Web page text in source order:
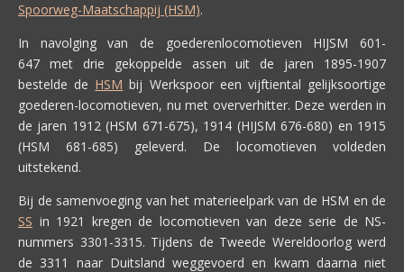
Spoorweg-Maatschappij (HSM).
In navolging van de goederenlocomotieven HIJSM 601-
647 met drie gekoppelde assen uit de jaren 1895-1907
bestelde de HSM bij Werkspoor een vijftiental gelijksoortige
goederen-locomotieven, nu met oververhitter. Deze werden in
de jaren 1912 (HSM 671-675), 1914 (HIJSM 676-680) en 1915
(HSM 681-685) geleverd. De locomotieven voldeden
uitstekend.
Bij de samenvoeging van het materieelpark van de HSM en de
SS in 1921 kregen de locomotieven van deze serie de NS-
nummers 3301-3315. Tijdens de Tweede Wereldoorlog werd
de 3311 naar Duitsland weggevoerd en kwam daarna niet